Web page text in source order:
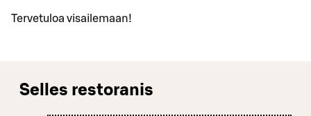
Tervetuloa visailemaan!
Selles restoranis